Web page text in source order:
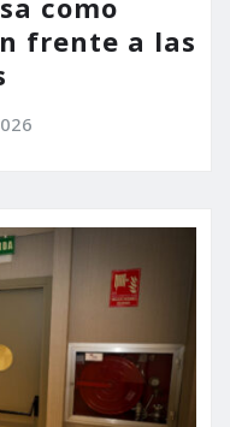
como
frente a las